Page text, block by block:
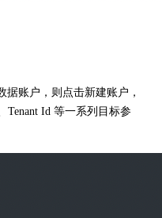
账户，则点击新建账户，
Tenant Id 等一系列目标参